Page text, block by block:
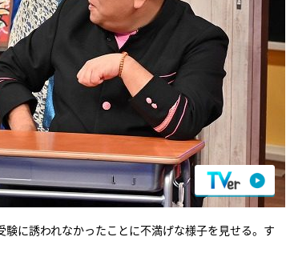
に誘われなかったことに不満げな様子を見せる。す